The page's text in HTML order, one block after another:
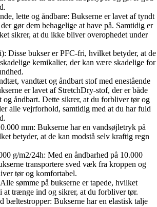
lette og åndbare: Bukserne er lavet af tyndt
gør dem behagelige at have på. Samtidig er
sikrer, at du ikke bliver overophedet under
Disse bukser er PFC-fri, hvilket betyder, at de
kemikalier, der kan være skadelige for
vandtæt og åndbart stof med enestående
er lavet af StretchDry-stof, der er både
åndbart. Dette sikrer, at du forbliver tør og
alle vejrforhold, samtidig med at du har fuld
mm: Bukserne har en vandsøjletryk på
betyder, at de kan modstå selv kraftig regn
g/m2/24h: Med en åndbarhed på 10.000
transportere sved væk fra kroppen og
tør og komfortabel.
sømme på bukserne er tapede, hvilket
at trænge ind og sikrer, at du forbliver tør.
bæltestropper: Bukserne har en elastisk talje